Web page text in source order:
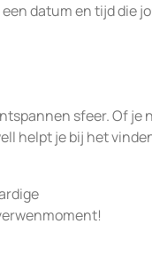
datum en tijd die
sfeer. Of je
helpt je bij het